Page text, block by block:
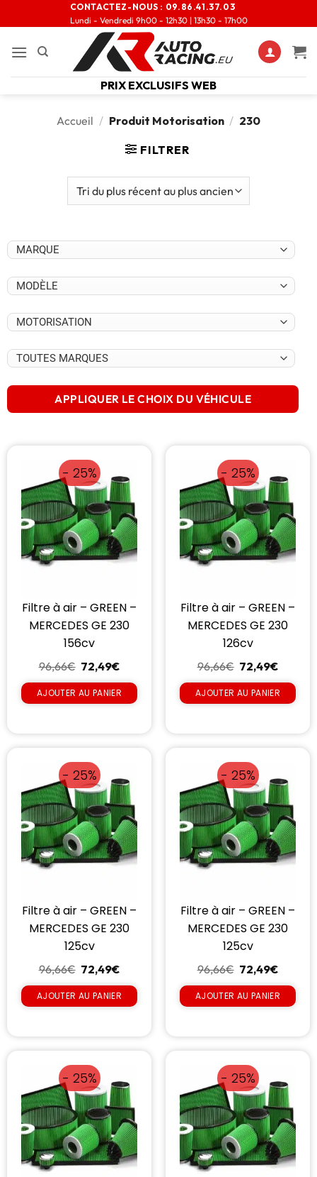
CONTACTEZ-NOUS : 09.86.41.37.03
Lundi - Vendredi 9h00 - 12h30 | 13h30 - 17h00
PRIX EXCLUSIFS WEB
Accueil / Produit Motorisation / 230
FILTRER
APPLIQUER LE CHOIX DU VÉHICULE
- 25%
Filtre à air – GREEN –
MERCEDES GE 230
156cv
96,66€ 72,49€
AJOUTER AU PANIER
- 25%
Filtre à air – GREEN –
MERCEDES GE 230
126cv
96,66€ 72,49€
AJOUTER AU PANIER
- 25%
Filtre à air – GREEN –
MERCEDES GE 230
125cv
96,66€ 72,49€
AJOUTER AU PANIER
- 25%
Filtre à air – GREEN –
MERCEDES GE 230
125cv
96,66€ 72,49€
AJOUTER AU PANIER
- 25% - 25%